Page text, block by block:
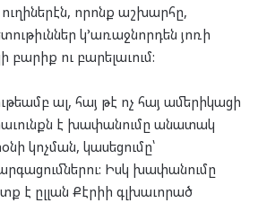
որոնք աշխարհը,
կ’առաջնորդեն յոռի
բարիք ու բարելաւում:
ալ, հայ թէ ոչ հայ ամերիկացի
է խափանումը անատակ
կոչման, կասեցումը՝
Իսկ խափանումը
է ըլլան Քէրիի գլխաւորած